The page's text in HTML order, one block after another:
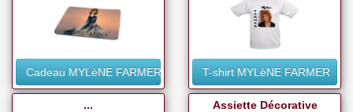
Cadeau MYLèNE FARMER T-shirt MYLèNE FARMER
...
Assiette Décorative